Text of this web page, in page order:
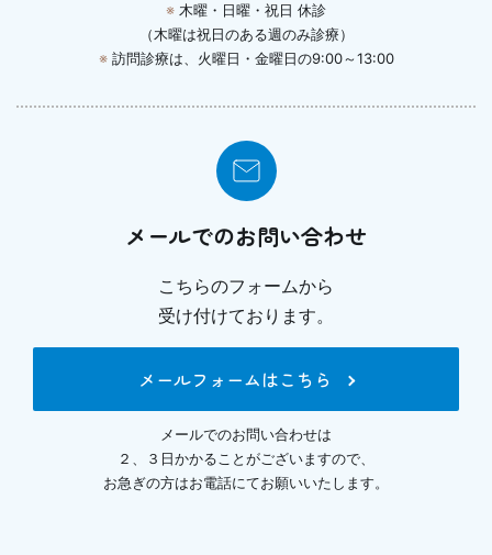
※ 木曜・日曜・祝日 休診
（木曜は祝日のある週のみ診療）
※訪問診療は、火曜日・金曜日の9:00～13:00
メールでのお問い合わせ
こちらのフォームから
受け付けております。
メールフォームはこちら
メールでのお問い合わせは
２、３日かかることがございますので、
お急ぎの方はお電話にてお願いいたします。